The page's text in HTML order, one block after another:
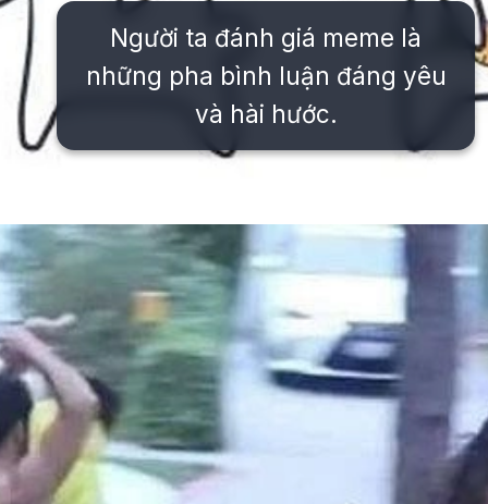
Người ta đánh giá meme là
những pha bình luận đáng yêu
và hài hước.
https://issiloo.edu.vn/meme-danh